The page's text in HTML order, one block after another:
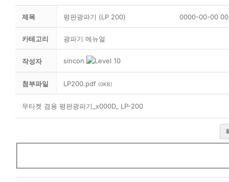
제목 평판광파기 (LP 200) 0000-00-00
카테고리 광파기 메뉴얼
작성자 sincon
첨부파일 LP200.pdf (0KB)
무타켓 겸용 평판광파기_x000D_ LP-200